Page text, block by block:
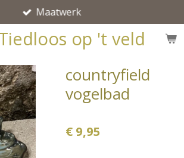
op 't veld
Maatwerk
countryfield
vogelbad
€ 9,95